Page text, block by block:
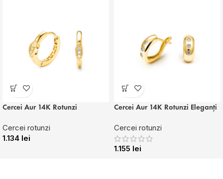
Cercei Aur 14K Rotunzi
Cercei rotunzi
1.134 lei
Cercei Aur 14K Rotunzi Eleganți
Cercei rotunzi
1.155 lei